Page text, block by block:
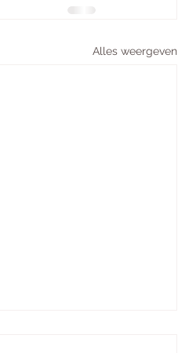
Alles weergeven